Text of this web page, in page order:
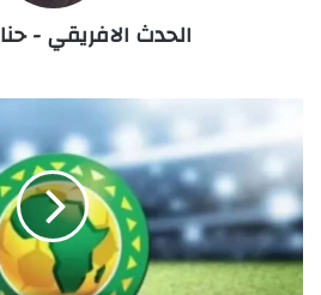
الحدث الافريقي -
السياسية
في
المسابقات
الإفريقية